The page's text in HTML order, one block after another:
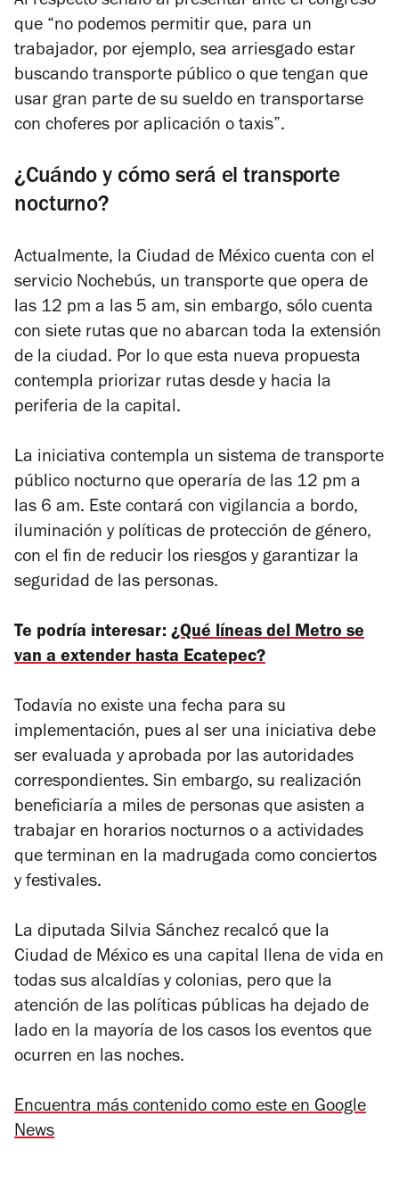
que “no podemos permitir que, para un
trabajador, por ejemplo, sea arriesgado estar
buscando transporte público o que tengan que
usar gran parte de su sueldo en transportarse
con choferes por aplicación o taxis”.
¿Cuándo y cómo será el transporte
nocturno?
Actualmente, la Ciudad de México cuenta con el
servicio Nochebús, un transporte que opera de
las 12 pm a las 5 am, sin embargo, sólo cuenta
con siete rutas que no abarcan toda la extensión
de la ciudad. Por lo que esta nueva propuesta
contempla priorizar rutas desde y hacia la
periferia de la capital.
La iniciativa contempla un sistema de transporte
público nocturno que operaría de las 12 pm a
las 6 am. Este contará con vigilancia a bordo,
iluminación y políticas de protección de género,
con el fin de reducir los riesgos y garantizar la
seguridad de las personas.
Te podría interesar: ¿Qué líneas del Metro se
van a extender hasta Ecatepec?
Todavía no existe una fecha para su
implementación, pues al ser una iniciativa debe
ser evaluada y aprobada por las autoridades
correspondientes. Sin embargo, su realización
beneficiaría a miles de personas que asisten a
trabajar en horarios nocturnos o a actividades
que terminan en la madrugada como conciertos
y festivales.
La diputada Silvia Sánchez recalcó que la
Ciudad de México es una capital llena de vida en
todas sus alcaldías y colonias, pero que la
atención de las políticas públicas ha dejado de
lado en la mayoría de los casos los eventos que
ocurren en las noches.
Encuentra más contenido como este en Google
News